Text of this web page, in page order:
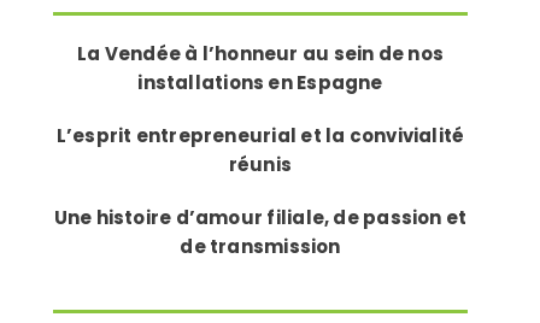
La Vendée à l’honneur au sein de nos
installations en Espagne
L’esprit entrepreneurial et la convivialité
réunis
Une histoire d’amour filiale, de passion et
de transmission